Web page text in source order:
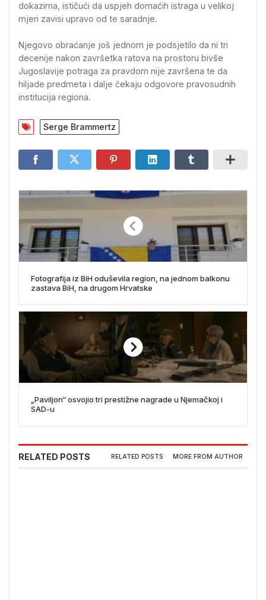
dokazima, ističući da uspjeh domaćih istraga u velikoj
mjeri zavisi upravo od te saradnje.
Njegovo obraćanje još jednom je podsjetilo da ni tri
decenije nakon završetka ratova na prostoru bivše
Jugoslavije potraga za pravdom nije završena te da
hiljade predmeta i dalje čekaju odgovore pravosudnih
institucija regiona.
Serge Brammertz
Fotografija iz BiH oduševila region, na jednom balkonu
zastava BiH, na drugom Hrvatske
„Paviljon“ osvojio tri prestižne nagrade u Njemačkoj i
SAD-u
RELATED POSTS RELATED POSTS MORE FROM AUTHOR